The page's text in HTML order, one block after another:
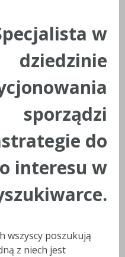
w
dziedzinie
sporządzi
do
interesu w
wszyscy poszukują
z niech jest